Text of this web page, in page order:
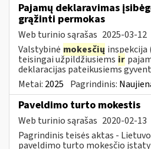
Pajamų deklaravimas
grąžinti permokas
Web turinio sąrašas 2025-03-12
Valstybinė mokesčių inspekcija
teisingai užpildžiusiems ir
deklaracijas pateikusiems
Metai: 2025 Pagrindinis:
Paveldimo turto mokestis
Web turinio sąrašas 2020-02-13
Pagrindinis teisės aktas -
paveldimo turto mokesčio